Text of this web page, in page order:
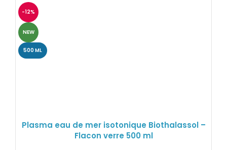
-12%
NEW
500 ML
Plasma eau de mer isotonique Biothalassol –
Flacon verre 500 ml